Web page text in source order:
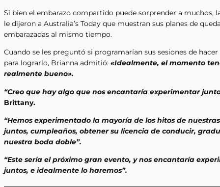
Si bien el embarazo compartido puede sorprender a muchos,
le dijeron a Australia’s Today que muestran sus planes de
embarazadas al mismo tiempo.
Cuando se les preguntó si programarían sus sesiones de
para lograrlo, Brianna admitió: «Idealmente, el momento
realmente bueno».
“Creo que hay algo que nos encantaría experimentar
Brittany.
“Hemos experimentado la mayoría de los hitos de
juntos, cumpleaños, obtener su licencia de conducir,
nuestra boda doble”.
“Este sería el próximo gran evento, y nos encantaría
juntos, e idealmente lo haremos”.